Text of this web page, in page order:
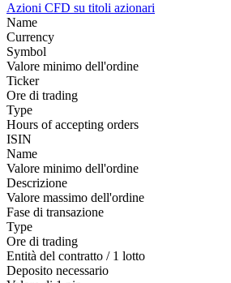
Azioni CFD su titoli azionari
Name
Currency
Symbol
Valore minimo dell'ordine
Ticker
Ore di trading
Type
Hours of accepting orders
ISIN
Name
Valore minimo dell'ordine
Descrizione
Valore massimo dell'ordine
Fase di transazione
Type
Ore di trading
Entità del contratto / 1 lotto
Deposito necessario